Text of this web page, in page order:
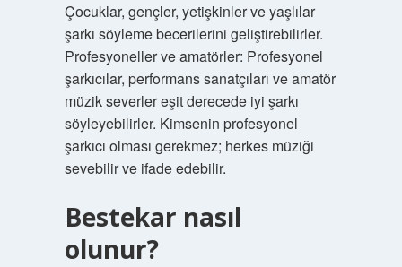
Çocuklar, gençler, yetişkinler ve yaşlılar
şarkı söyleme becerilerini geliştirebilirler.
Profesyoneller ve amatörler: Profesyonel
şarkıcılar, performans sanatçıları ve amatör
müzik severler eşit derecede iyi şarkı
söyleyebilirler. Kimsenin profesyonel
şarkıcı olması gerekmez; herkes müziği
sevebilir ve ifade edebilir.
Bestekar nasıl
olunur?